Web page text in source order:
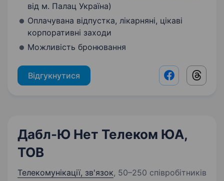
від м. Палац Україна)
Оплачувана відпустка, лікарняні, цікаві
корпоративні заходи
Можливість бронювання
Відгукнутися Facebook
Дабл-Ю Нет Телеком ЮА,
ТОВ
Телекомунікації, зв'язок, 50–250 співробітників